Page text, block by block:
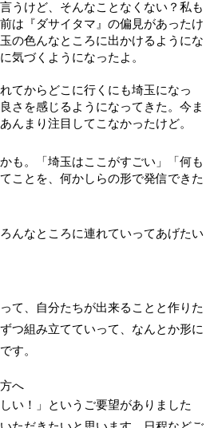
うけど、そんなことなくない？私も
は『ダサイタマ』の偏見があったけ
の色んなところに出かけるようにな
気づくようになったよ。
てからどこに行くにも埼玉になっ
さを感じるようになってきた。今ま
んまり注目してこなかったけど。
も。「埼玉はここがすごい」「何も
ことを、何かしらの形で発信できた
んなところに連れていってあげたい
て、自分たちが出来ることと作りた
つ組み立てていって、なんとか形に
す。
へ
い！」というご要望がありました